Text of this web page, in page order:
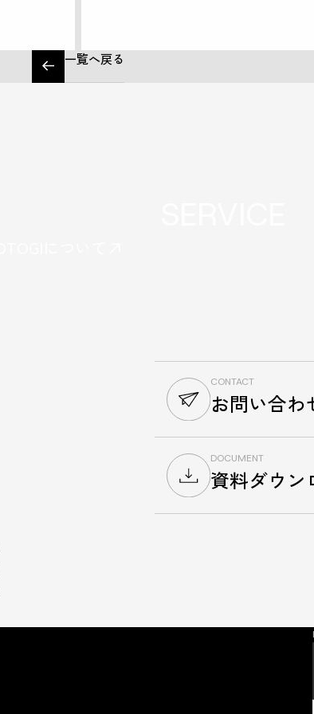
一覧へ戻る
CONTACT
お問い合わ
DOCUMENT
資料ダウン